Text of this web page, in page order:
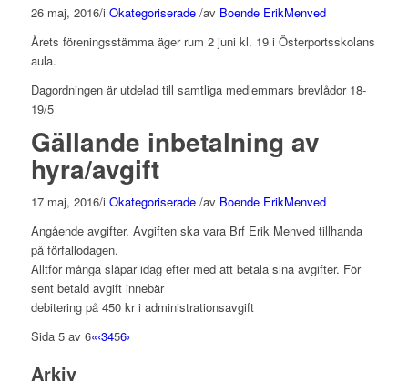
26 maj, 2016/i Okategoriserade /av Boende ErikMenved
Årets föreningsstämma äger rum 2 juni kl. 19 i Österportsskolans
aula.
Dagordningen är utdelad till samtliga medlemmars brevlådor 18-
19/5
Gällande inbetalning av
hyra/avgift
17 maj, 2016/i Okategoriserade /av Boende ErikMenved
Angående avgifter. Avgiften ska vara Brf Erik Menved tillhanda
på förfallodagen.
Alltför många släpar idag efter med att betala sina avgifter. För
sent betald avgift innebär
debitering på 450 kr i administrationsavgift
Sida 5 av 6«‹3456›
Arkiv